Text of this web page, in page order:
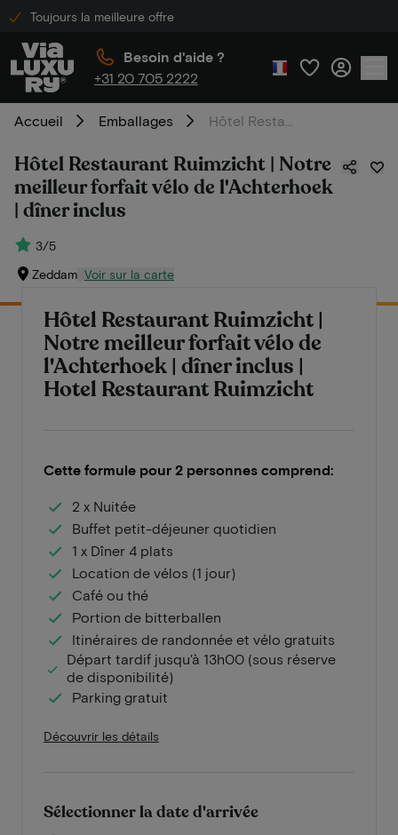
Toujours la meilleure offre
Besoin d'aide ?
+31 20 705 2222
Accueil Emballages
Hôtel Restaurant Ruimzicht | Notre
meilleur forfait vélo de l'Achterhoek
| dîner inclus
3/5
Zeddam Voir sur la carte
Hôtel Restaurant Ruimzicht |
Notre meilleur forfait vélo de
l'Achterhoek | dîner inclus |
Hotel Restaurant Ruimzicht
Cette formule pour 2 personnes comprend:
2 x Nuitée
Buffet petit-déjeuner quotidien
1 x Dîner 4 plats
Location de vélos (1 jour)
Café ou thé
Portion de bitterballen
Itinéraires de randonnée et vélo gratuits
Départ tardif jusqu'à 13h00 (sous réserve
de disponibilité)
Parking gratuit
Découvrir les détails
Sélectionner la date d'arrivée